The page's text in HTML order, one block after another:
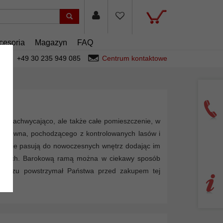
Magazyn FAQ
+49 30 235 949 085 Centrum kontaktowe
zachwycająco, ale także całe pomieszczenie, w
pochodzącego z kontrolowanych lasów i
pasują do nowoczesnych wnętrz dodając im
Barokową ramą można w ciekawy sposób
powstrzymał Państwa przed zakupem tej